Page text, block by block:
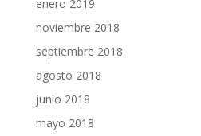
enero 2019
noviembre 2018
septiembre 2018
agosto 2018
junio 2018
mayo 2018